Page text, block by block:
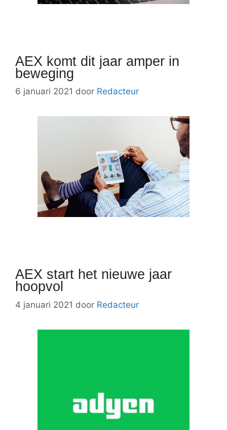
AEX komt dit jaar amper in
beweging
6 januari 2021 door Redacteur
AEX start het nieuwe jaar
hoopvol
4 januari 2021 door Redacteur